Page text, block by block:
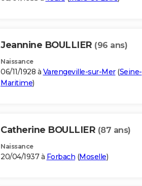
Jeannine BOULLIER (96 ans)
Naissance
06/11/1928 à Varengeville-sur-Mer(Seine-
Maritime)
Catherine BOULLIER (87 ans)
Naissance
20/04/1937 à Forbach (Moselle)